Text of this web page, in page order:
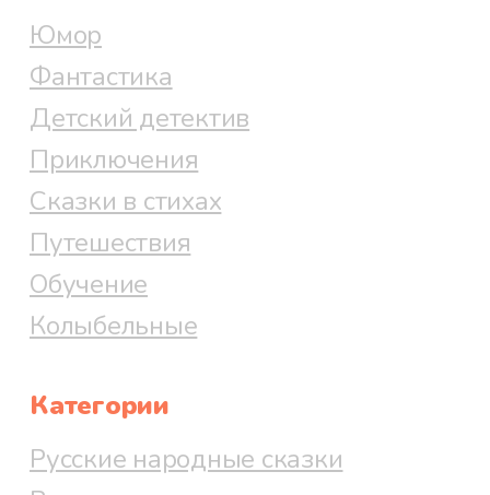
Юмор
Фантастика
Детский детектив
Приключения
Сказки в стихах
Путешествия
Обучение
Колыбельные
Категории
Русские народные сказки